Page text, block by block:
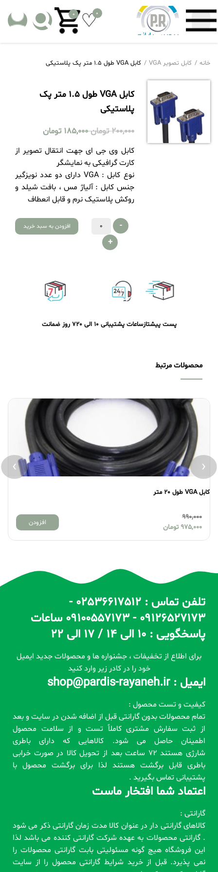
0
0
خانه کابل تصویر VGA کابل VGA طول 1.5 متر پک پلاستیکی
کابل VGA طول 1.5 متر پک
پلاستیکی
200,000 تومان 185,000 تومان
کابل وی جی ای جهت انتقال تصویر از
کارت گرافیکی به نمایشگر
نوع کابل ‏‏:‏‏ VGA دارای دو عدد نویزگیر
جنس کابل ‏‏:‏‏ آلیاژ مس ، بافت شیلد و
روکش پلاستیک نرم و قابل انعطاف
-
+
افزودن به سبد خرید
پست پیشتازساعات پشتیبانی 10 الی 20 7 روز ضمانت
محصولات مرتبط
کابل VGA طول 20 متر
990,000
975,000 تومان
افزودن
‹
›
تلفن تماس : 02536617512 -
09126527173 - 09100557173 ساعات
پاسخگویی : 10 الی 14 / 17 الی 22
برای اطلاع از تخفیفات ، جشنواره ها و محصولات جدید ایمیل
خود را در کادر زیر وارد کنید
ایمیل : shop@pardis-rayaneh.ir
کیفیت و تست محصول :
تمام محصولات بدون گارانتی قبل از اضافه شدن در سایت و بعد
از ثبت سفارش مشتری کاملاً تست و از سلامت محصول
اطمینان حاصل می شود. کالاهایی که دارای باطری
شارژی هستند 72 ساعت بعد از تحویل کالا در صورت خرابی
باطری قابل برگشت هستند لذا برای برگشت محصول با
پشتیبانی تماس بگیرید .
اعتماد شما افتخار ماست
گارانتی :
کالاهای گارانتی دار در عنوان کالا مدت زمان گارانتی ذکر می شود
. گارانتی محصولات به عهده شرکت گارانتی کننده می باشد لذا
این فروشگاه هیچ گونه مسئولیتی بابت گارانتی محصولات را
نمی پذیرد. قبل از خرید شرایط گارانتی محصول را از سایت